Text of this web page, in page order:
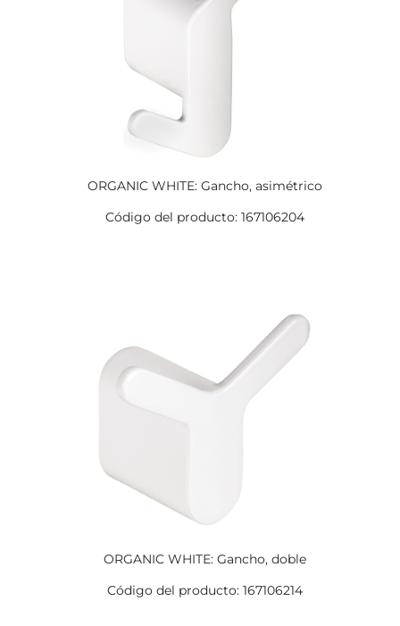
ORGANIC WHITE: Gancho, asimétrico
Código del producto: 167106204
ORGANIC WHITE: Gancho, doble
Código del producto: 167106214